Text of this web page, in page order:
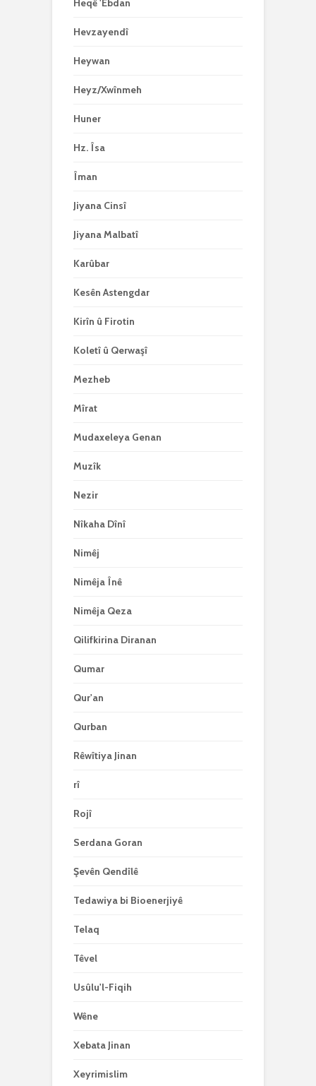
Heqê 'Ebdan
Hevzayendî
Heywan
Heyz/Xwînmeh
Huner
Hz. Îsa
Îman
Jiyana Cinsî
Jiyana Malbatî
Karûbar
Kesên Astengdar
Kirîn û Firotin
Koletî û Qerwaşî
Mezheb
Mîrat
Mudaxeleya Genan
Muzîk
Nezir
Nîkaha Dînî
Nimêj
Nimêja Înê
Nimêja Qeza
Qilifkirina Diranan
Qumar
Qur'an
Qurban
Rêwîtiya Jinan
rî
Rojî
Serdana Goran
Şevên Qendîlê
Tedawiya bi Bioenerjiyê
Telaq
Têvel
Usûlu'l-Fiqih
Wêne
Xebata Jinan
Xeyrimislim